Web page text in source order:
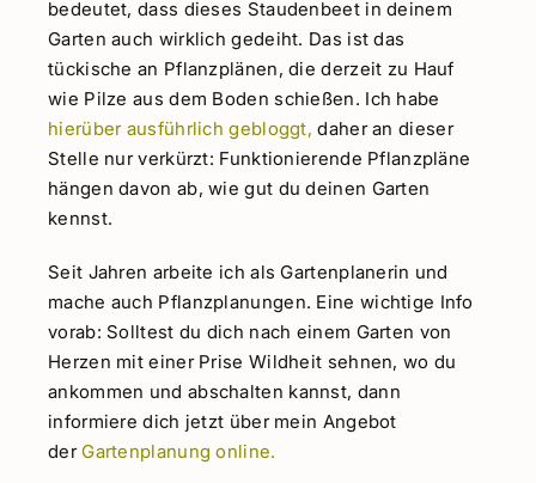
bedeutet, dass dieses Staudenbeet in deinem
Garten auch wirklich gedeiht. Das ist das
tückische an Pflanzplänen, die derzeit zu Hauf
wie Pilze aus dem Boden schießen. Ich habe
hierüber ausführlich gebloggt, daher an dieser
Stelle nur verkürzt: Funktionierende Pflanzpläne
hängen davon ab, wie gut du deinen Garten
kennst.
Seit Jahren arbeite ich als Gartenplanerin und
mache auch Pflanzplanungen. Eine wichtige Info
vorab: Solltest du dich nach einem Garten von
Herzen mit einer Prise Wildheit sehnen, wo du
ankommen und abschalten kannst, dann
informiere dich jetzt über mein Angebot
derGartenplanung online.